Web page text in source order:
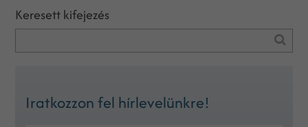
Keresett kifejezés
Iratkozzon fel hírlevelünkre!